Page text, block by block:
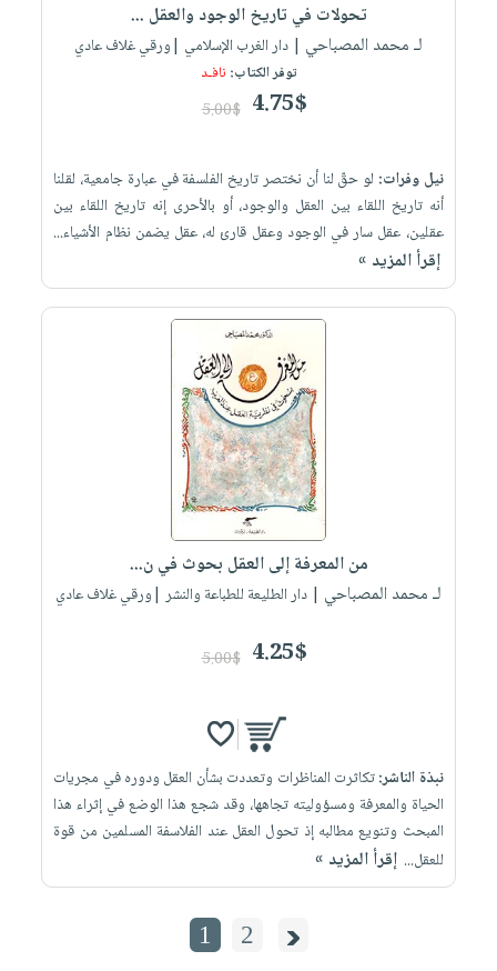
تحولات في تاريخ الوجود والعقل ...
لـ محمد المصباحي | دار الغرب الإسلامي |ورقي غلاف عادي
توفر الكتاب: نافـد
4.75$
5.00$
نيل وفرات: لو حقّ لنا أن نختصر تاريخ الفلسفة في عبارة جامعية، لقلنا
أنه تاريخ اللقاء بين العقل والوجود، أو بالأحرى إنه تاريخ اللقاء بين
عقلين، عقل سار في الوجود وعقل قارئ له، عقل يضمن نظام الأشياء...
إقرأ المزيد »
من المعرفة إلى العقل بحوث في ن...
لـ محمد المصباحي | دار الطليعة للطباعة والنشر |ورقي غلاف عادي
4.25$
5.00$
نبذة الناشر:تكاثرت المناظرات وتعددت بشأن العقل ودوره في مجريات
الحياة والمعرفة ومسؤوليته تجاهها، وقد شجع هذا الوضع في إثراء هذا
المبحث وتنويع مطالبه إذ تحول العقل عند الفلاسفة المسلمين من قوة
للعقل... إقرأ المزيد »
1 2